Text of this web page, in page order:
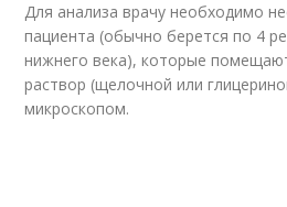
Для анализа врачу необходимо
пациента (обычно берется по 4
нижнего века), которые
раствор (щелочной или
микроскопом.